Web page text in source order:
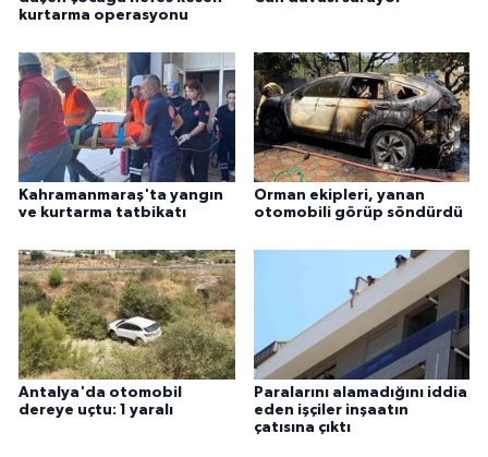
kurtarma operasyonu
Kahramanmaraş'ta yangın
ve kurtarma tatbikatı
Orman ekipleri, yanan
otomobili görüp söndürdü
Antalya'da otomobil
dereye uçtu: 1 yaralı
Paralarını alamadığını iddia
eden işçiler inşaatın
çatısına çıktı